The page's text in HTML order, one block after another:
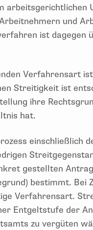
arbeitsgerichtlichen
und
ist dagegen
Verfahrensart
Streitigkeit ist
ihre
hat.
einschließlich
gestellten
bestimmt. Bei
Verfahrensart.
Entgeltstufe der
zu vergüten